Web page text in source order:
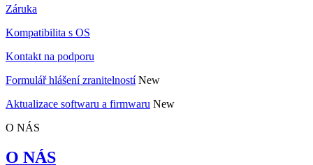
Záruka
Kompatibilita s OS
Kontakt na podporu
Formulář hlášení zranitelností New
Aktualizace softwaru a firmwaru New
O NÁS
O NÁS